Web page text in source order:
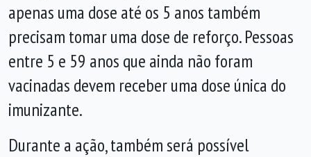
apenas uma dose até os 5 anos também
precisam tomar uma dose de reforço. Pessoas
entre 5 e 59 anos que ainda não foram
vacinadas devem receber uma dose única do
imunizante.
Durante a ação, também será possível